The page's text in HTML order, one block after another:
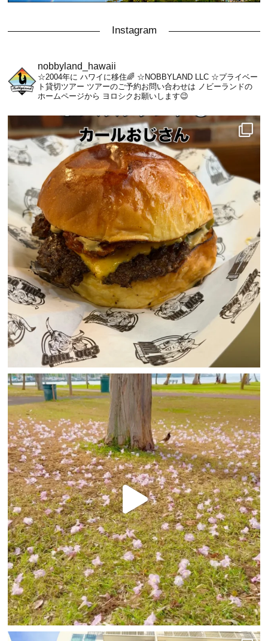
Instagram
nobbyland_hawaii
☆2004年に ハワイに移住🌈 ☆NOBBYLAND LLC ☆プライベー
ト貸切ツアー ツアーのご予約お問い合わせは ノビーランドの
ホームページから ヨロシクお願いします😉